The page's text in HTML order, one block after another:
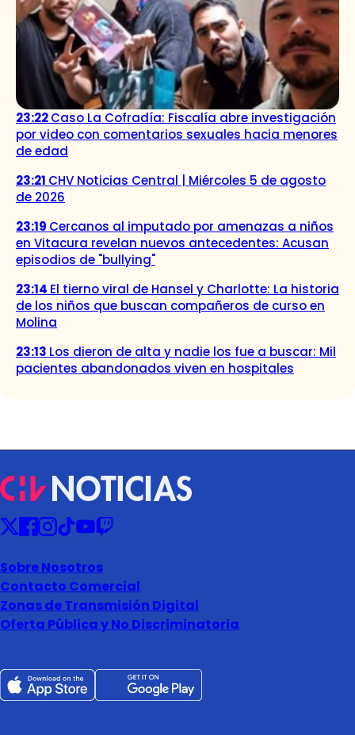
23:22Caso La Cofradía: Fiscalía abre investigación
por video con comentarios sexuales hacia menores
de edad
23:21 CHV Noticias Central | Miércoles 5 de agosto
de 2026
23:19 Cercanos al imputado por amenazas a niños
en Vitacura revelan nuevos antecedentes: Acusan
episodios de "bullying"
23:14 El tierno viral de Hansel y Charlotte: La historia
de los niños que buscan compañeros de curso en
Molina
23:13 Los dieron de alta y nadie los fue a buscar: Mil
pacientes abandonados viven en hospitales
Sobre Nosotros
Contacto Comercial
Zonas de Transmisión Digital
Oferta Pública y No Discriminatoria